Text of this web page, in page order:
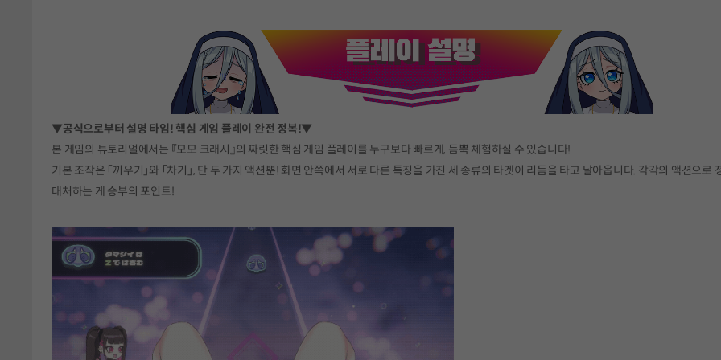
▼공식으로부터 설명 타임! 핵심 게임 플레이 완전 정복!▼
본 게임의 튜토리얼에서는 『모모 크래시』의 짜릿한 핵심 게임 플레이를 누구보다 빠르게, 듬뿍 체험하실 수 있습니다!
기본 조작은 「끼우기」와 「차기」, 단 두 가지 액션뿐! 화면 안쪽에서 서로 다른 특징을 가진 세 종류의 타겟이 리듬을 타고 날아옵니다. 각각의 액션으로
대처하는 게 승부의 포인트!